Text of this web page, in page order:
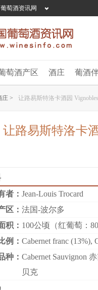
葡萄酒资讯网
萄酒产区 酒庄 葡酒
庄 > 让路易斯特洛卡酒园 Vignobles
让路易斯特洛卡
者： Jean-Louis Trocard
区： 法国-波尔多
积： 100公顷（红葡萄：
例： Cabernet franc (13%),
种： Cabernet Sauvignon
贝克